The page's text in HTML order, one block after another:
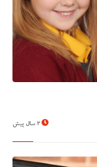
2 سال پیش